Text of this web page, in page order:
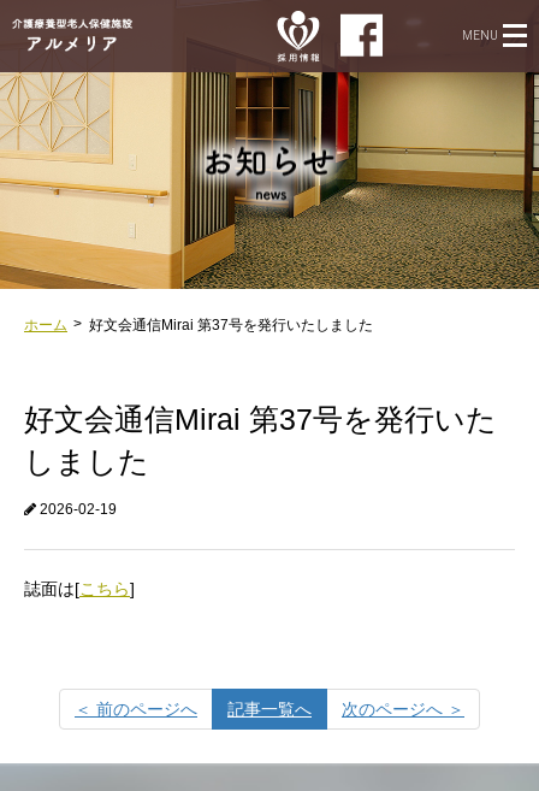
MENU
ホーム 好文会通信Mirai 第37号を発行いたしました
好文会通信Mirai 第37号を発行いた
しました
2026-02-19
誌面は[こちら]
＜ 前のページへ 記事一覧へ 次のページへ ＞